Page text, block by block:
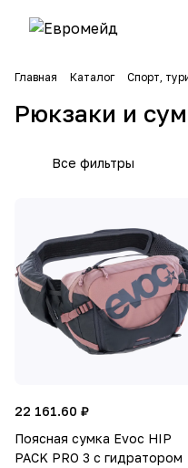
Главная Каталог Спорт,
Рюкзаки и
Все фильтры
22 161.60 ₽
Поясная сумка Evoc HIP
PACK PRO 3 с гидратором